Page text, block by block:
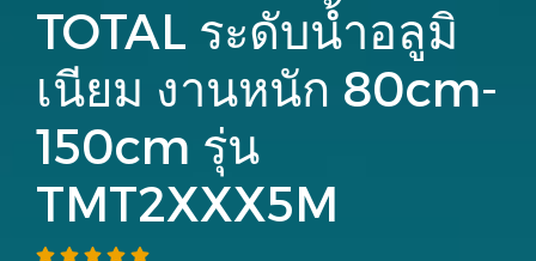
TOTAL ระดับน้ำอลูมิ
เนียม งานหนัก 80cm-
150cm รุ่น
TMT2XXX5M